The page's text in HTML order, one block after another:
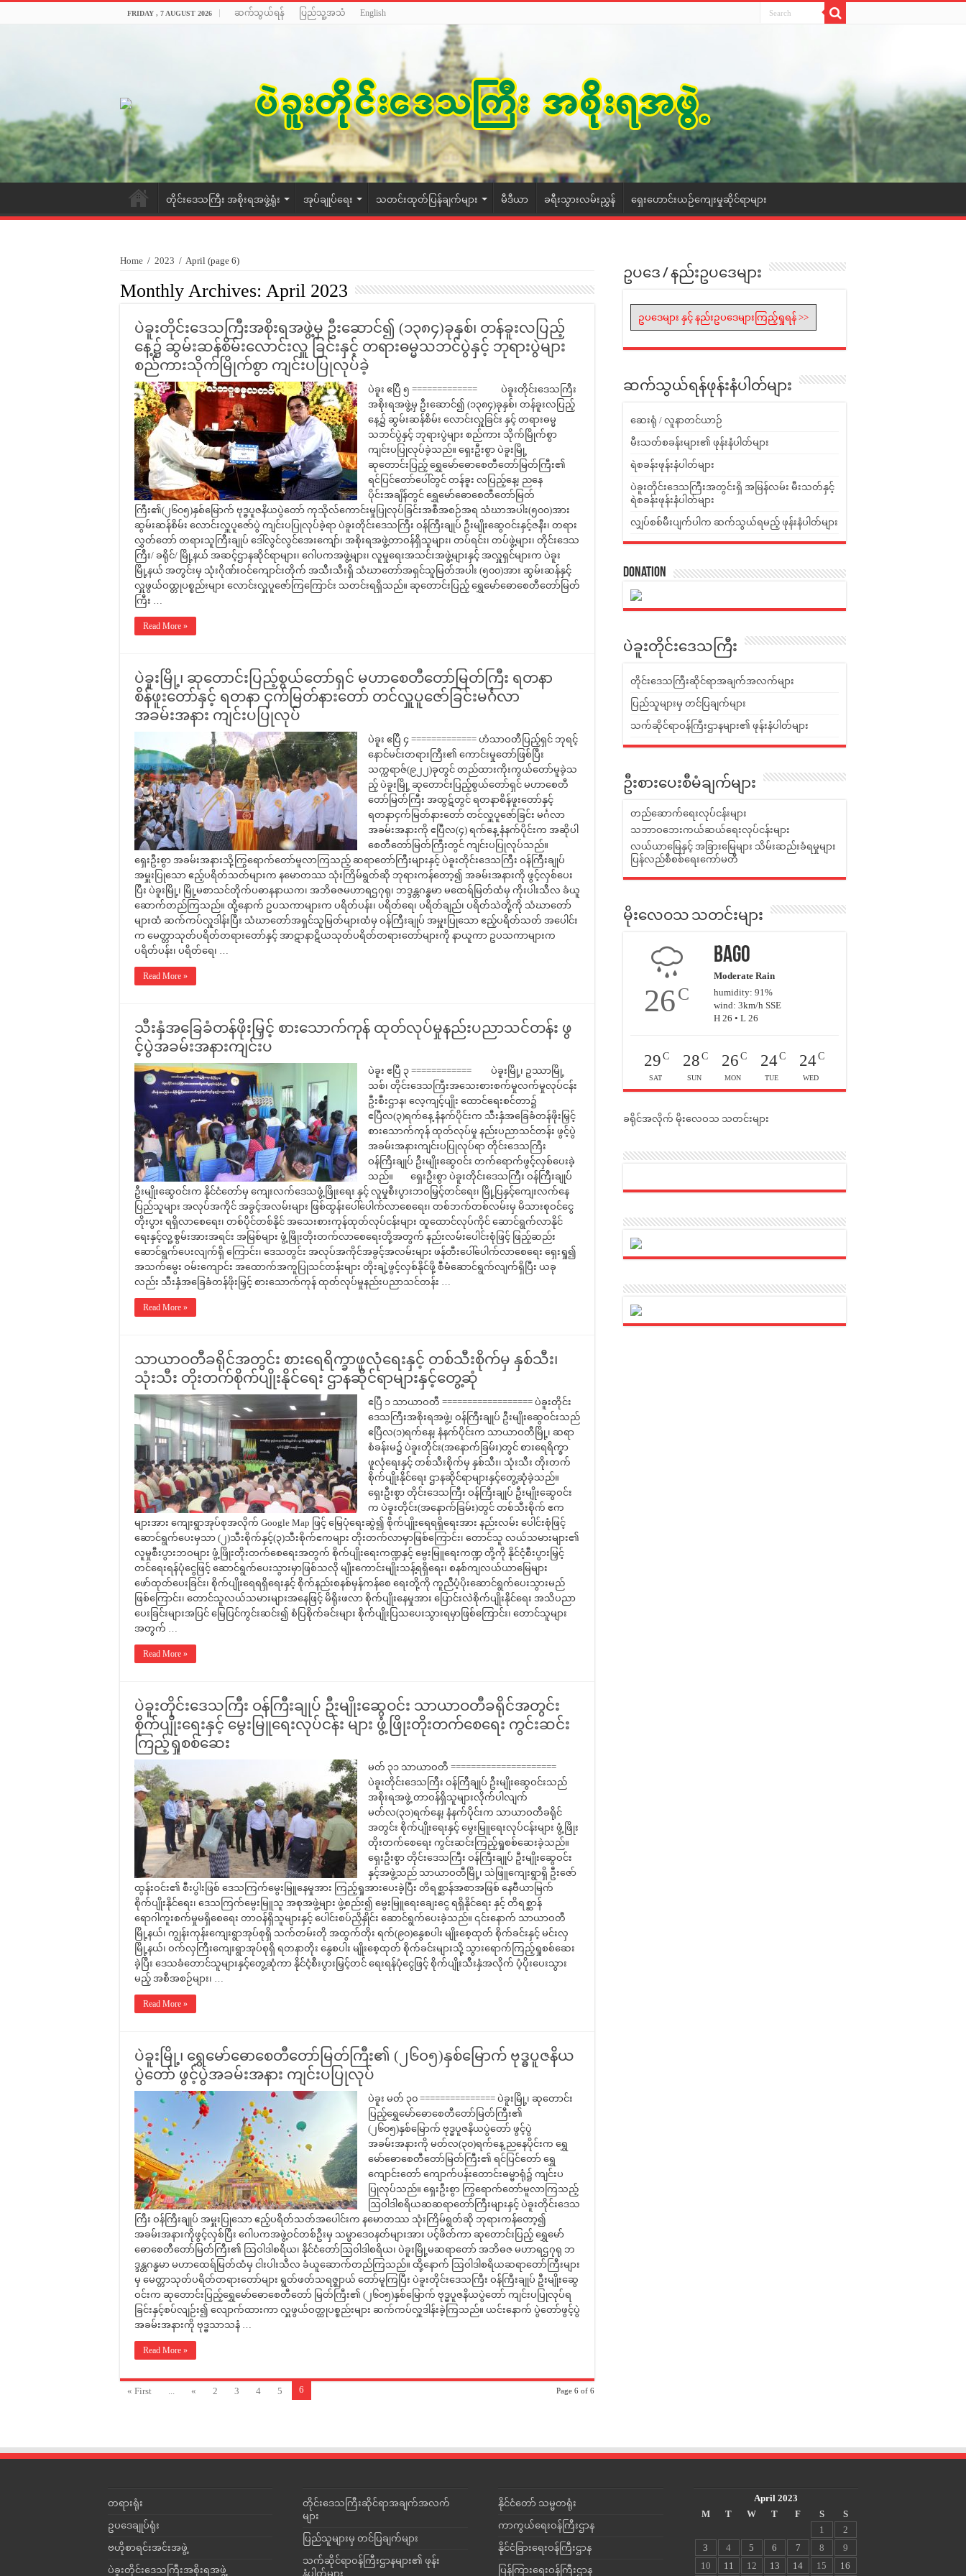
FRIDAY , 7 AUGUST 2026 ဆက်သွယ်ရန် ပြည်သူ့အသံ English
တိုင်းဒေသကြီး အစိုးရအဖွဲ့ရုံး အုပ်ချုပ်ရေး သတင်းထုတ်ပြန်ချက်များ မီဒီယာ ခရီးသွားလမ်းညွှန် ရှေးဟောင်းယဉ်ကျေးမှုဆိုင်ရာများ
Home / 2023 / April (page 6)
Monthly Archives: April 2023
ပဲခူးတိုင်းဒေသကြီးအစိုးရအဖွဲ့မှ ဦးဆောင်၍ (၁၃၈၄)ခုနှစ်၊ တန်ခူးလပြည့်
နေ့၌ ဆွမ်းဆန်စိမ်းလောင်းလှူ ခြင်းနှင့် တရားဓမ္မသဘင်ပွဲနှင့် ဘုရားပွဲများ
စည်ကားသိုက်မြိုက်စွာ ကျင်းပပြုလုပ်ခဲ့
ပဲခူး ဧပြီ ၅ ============= ပဲခူးတိုင်းဒေသကြီး
အစိုးရအဖွဲ့မှ ဦးဆောင်၍ (၁၃၈၄)ခုနှစ်၊ တန်ခူးလပြည့်
နေ့၌ ဆွမ်းဆန်စိမ်း လောင်းလှူခြင်း နှင့် တရားဓမ္မ
သဘင်ပွဲနှင့် ဘုရားပွဲများ စည်ကား သိုက်မြိုက်စွာ
ကျင်းပပြုလုပ်ခဲ့သည်။ ရှေးဦးစွာ ပဲခူးမြို့
ဆုတောင်းပြည့် ရွှေမော်ဓောစေတီတော်မြတ်ကြီး၏
ရင်ပြင်တော်ပေါ်တွင် တန်ခူး လပြည့်နေ့၊ ညနေ
ပိုင်း‌အချိန်တွင် ရွှေမော်ဓောစေတီတော်မြတ်
ကြီး၏(၂၆၀၅)နှစ်မြောက် ဗုဒ္ဓပူဇနိယပွဲတော် ကုသိုလ်ကောင်းမှုပြုလုပ်ခြင်းအစီအစဉ်အရ သံဃာအပါး(၅၀၀)အား
ဆွမ်းဆန်စိမ်း လောင်းလှူပူဇော်ပွဲ ကျင်းပပြုလုပ်ခဲ့ရာ ပဲခူးတိုင်းဒေသကြီး ဝန်ကြီးချုပ် ဦးမျိုးဆွေဝင်းနှင့်ဇနီး၊ တရား
လွှတ်တော် တရားသူကြီးချုပ် ဒေါ်လွင်လွင်အေးကျော်၊ အစိုးရအဖွဲ့တာဝန်ရှိသူများ၊ တပ်ရင်း၊ တပ်ဖွဲ့များ၊ တိုင်းဒေသ
ကြီး/ ခရိုင်/ မြို့နယ် အဆင့်ဌာနဆိုင်ရာများ၊ ဂေါပကအဖွဲ့များ၊ လူမှုရေးအသင်းအဖွဲ့များနှင့် အလှူရှင်များက ပဲခူး
မြို့နယ် အတွင်းမှ သုံးဂိုဏ်းဝင်ကျောင်းတိုက် အသီးသီးရှိ သံဃာတော်အရှင်သူမြတ်အပါး (၅၀၀)အား ဆွမ်းဆန်နှင့်
လှူဖွယ်ဝထ္တုပစ္စည်းများ လောင်းလှူပူဇော်ကြကြောင်း သတင်းရရှိသည်။ ဆုတောင်းပြည့် ရွှေမော်ဓောစေတီတော်မြတ်
ကြီး …
Read More »
ပဲခူးမြို့၊ ဆုတောင်းပြည့်စွယ်တော်ရှင် မဟာစေတီတော်မြတ်ကြီး ရတနာ
စိန်ဖူးတော်နှင့် ရတနာ ငှက်မြတ်နားတော် တင်လှူပူဇော်ခြင်းမင်္ဂလာ
အခမ်းအနား ကျင်းပပြုလုပ်
ပဲခူး ဧပြီ ၄ ============= ဟံသာဝတီပြည့်ရှင် ဘုရင့်
နောင်မင်းတရားကြီး၏ ကောင်းမှုတော်ဖြစ်ပြီး
သက္ကရာဇ်(၉၂၂)ခုတွင် တည်ထားကိုးကွယ်တော်မူခဲ့သ
ည့် ပဲခူးမြို့ ဆုတောင်းပြည့်စွယ်တော်ရှင် မဟာစေတီ
တော်မြတ်ကြီး အထွဋ်တွင် ရတနာစိန်ဖူးတော်နှင့်
ရတနာငှက်မြတ်နားတော် တင်လှူပူဇော်ခြင်း မင်္ဂလာ
အခမ်းအနားကို ဧပြီလ(၄) ရက်နေ့ နံနက်ပိုင်းက အဆိုပါ
စေတီတော်မြတ်ကြီးတွင် ကျင်းပပြုလုပ်သည်။
ရှေးဦးစွာ အခမ်းအနားသို့ကြွရောက်တော်မူလာကြသည့် ဆရာတော်ကြီးများနှင့် ပဲခူးတိုင်းဒေသကြီး ဝန်ကြီးချုပ်
အမှူးပြုသော ဧည့်ပရိတ်သတ်များက နမောတဿ သုံးကြိမ်ရွတ်ဆို ဘုရားကန်တော့၍ အခမ်းအနားကို ဖွင့်လှစ်ပေး
ပြီး ပဲခူးမြို့၊ မြို့မစာသင်တိုက်ပဓာနနာယက၊ အဘိဓဇမဟာရဌဂုရု၊ ဘဒ္ဒန္တဂန္ဓမာ မထေရ်မြတ်ထံမှ ကိုးပါးသီလ ခံယူ
ဆောက်တည်ကြသည်။ ထို့နောက် ဥပသကာများက ပရိတ်ပန်း၊ ပရိတ်ရေ၊ ပရိတ်ချည်၊ ပရိတ်သဲတို့ကို သံဃာတော်
များထံ ဆက်ကပ်လှူဒါန်းပြီး သံဃာတော်အရှင်သူမြတ်များထံမှ ဝန်ကြီးချုပ် အမှူးပြုသော ဧည့်ပရိတ်သတ် အပေါင်း
က မေတ္တာသုတ်ပရိတ်တရားတော်နှင့် အာဋာနာဋိယသုတ်ပရိတ်တရားတော်များကို နာယူကာ ဥပသကာများက
ပရိတ်ပန်း၊ ပရိတ်ရေ၊ …
Read More »
သီးနှံအခြေခံတန်ဖိုးမြှင့် စားသောက်ကုန် ထုတ်လုပ်မှုနည်းပညာသင်တန်း ဖွ
င့်ပွဲအခမ်းအနားကျင်းပ
ပဲခူး ဧပြီ ၃ ============ ပဲခူးမြို့၊ ဥဿာမြို့
သစ်၊ တိုင်းဒေသကြီးအသေးစားစက်မှုလက်မှုလုပ်ငန်း
ဦးစီးဌာန၊ လေ့ကျင့်ပျိုး ထောင်ရေးစင်တာ၌
ဧပြီလ(၃)ရက်နေ့ နံနက်ပိုင်းက သီးနှံအခြေခံတန်ဖိုးမြှင့်
စားသောက်ကုန် ထုတ်လုပ်မှု နည်းပညာသင်တန်း ဖွင့်ပွဲ
အခမ်းအနားကျင်းပပြုလုပ်ရာ တိုင်းဒေသကြီး
ဝန်ကြီးချုပ် ဦးမျိုးဆွေဝင်း တက်ရောက်ဖွင့်လှစ်ပေးခဲ့
သည်။ ရှေးဦးစွာ ပဲခူးတိုင်းဒေသကြီး ဝန်ကြီးချုပ်
ဦးမျိုးဆွေဝင်းက နိုင်ငံတော်မှ ကျေးလက်ဒေသဖွံ့ဖြိုးရေး နှင့် လူမှုစီးပွားဘဝမြှင့်တင်ရေး၊ မြို့ပြနှင့်ကျေးလက်နေ
ပြည်သူများ အလုပ်အကိုင် အခွင့်အလမ်းများ ဖြစ်ထွန်းပေါ်ပေါက်လာစေရေး၊ တစ်ဘက်တစ်လမ်းမှ မိသားစုဝင်ငွေ
တိုးပွား ရရှိလာစေရေး၊ တစ်ပိုင်တစ်နိုင် အသေးစားကုန်ထုတ်လုပ်ငန်းများ ထူထောင်လုပ်ကိုင် ဆောင်ရွက်လာနိုင်
ရေးနှင့်လူ့စွမ်းအားအရင်း အမြစ်များ ဖွံ့ဖြိုးတိုးတက်လာစေရေးတို့အတွက် နည်းလမ်းပေါင်းစုံဖြင့် ဖြည့်ဆည်း
ဆောင်ရွက်ပေးလျက်ရှိ ကြောင်း၊ ဒေသတွင်း အလုပ်အကိုင်အခွင့်အလမ်းများ ဖန်တီးပေါ်ပေါက်လာစေရေး ရှေးရှု၍
အသက်မွေး ဝမ်းကျောင်း အထောက်အကူပြုသင်တန်းများ တိုးချဲ့ဖွင့်လှစ်နိုင်ဖို့ စီမံဆောင်ရွက်လျက်ရှိပြီး ယခု
လည်း သီးနှံအခြေခံတန်ဖိုးမြှင့် စားသောက်ကုန် ထုတ်လုပ်မှုနည်းပညာသင်တန်း …
Read More »
သာယာဝတီခရိုင်အတွင်း စားရေရိက္ခာဖူလုံရေးနှင့် တစ်သီးစိုက်မှ နှစ်သီး၊
သုံးသီး တိုးတက်စိုက်ပျိုးနိုင်ရေး ဌာနဆိုင်ရာများနှင့်တွေ့ဆုံ
ဧပြီ ၁ သာယာဝတီ ================== ပဲခူးတိုင်း
ဒေသကြီးအစိုးရအဖွဲ့၊ ဝန်ကြီးချုပ် ဦးမျိုးဆွေဝင်းသည်
ဧပြီလ(၁)ရက်နေ့၊ နံနက်ပိုင်းက သာယာဝတီမြို့၊ ဆရာ
စံခန်းမ၌ ပဲခူးတိုင်း(အနောက်ခြမ်း)တွင် စားရေရိက္ခာ
ဖူလုံရေးနှင့် တစ်သီးစိုက်မှ နှစ်သီး၊ သုံးသီး တိုးတက်
စိုက်ပျိုးနိုင်ရေး ဌာနဆိုင်ရာများနှင့်တွေ့ဆုံခဲ့သည်။
ရှေးဦးစွာ တိုင်းဒေသကြီး ဝန်ကြီးချုပ် ဦးမျိုးဆွေဝင်း
က ပဲခူးတိုင်း(အနောက်ခြမ်း)တွင် တစ်သီးစိုက် ဧက
များအား ကျေးရွာအုပ်စုအလိုက် Google Map ဖြင့် မြေပုံရေးဆွဲ၍ စိုက်ပျိုးရေရရှိရေးအား နည်းလမ်း ပေါင်းစုံဖြင့်
ဆောင်ရွက်ပေးမှသာ (၂)သီးစိုက်နှင့်(၃)သီးစိုက်ဧကများ တိုးတက်လာမှာဖြစ်ကြောင်း၊ တောင်သူ လယ်သမားများ၏
လူမှုစီးပွားဘဝများ ဖွံ့ဖြိုးတိုးတက်စေရေးအတွက် စိုက်ပျိုးရေးကဏ္ဍနှင့် မွေးမြူရေးကဏ္ဍ တို့ကို နိုင်ငံ့စီးပွားမြှင့်
တင်ရေးရန်ပုံငွေဖြင့် ဆောင်ရွက်ပေးသွားမှာဖြစ်သလို မျိုးကောင်းမျိုးသန့်ရရှိရေး၊ စနစ်ကျလယ်ယာမြေများ
ဖော်ထုတ်ပေးခြင်း၊ စိုက်ပျိုးရေရရှိရေးနှင့် စိုက်နည်းစနစ်မှန်ကန်စေ ရေးတို့ကို ကူညီပံ့ပိုးဆောင်ရွက်ပေးသွားမည်
ဖြစ်ကြောင်း၊ တောင်သူလယ်သမားများအနေဖြင့် မိရိုးဖလာ စိုက်ပျိုးနေမှုအား ပြောင်းလဲစိုက်ပျိုးနိုင်ရေး အသိပညာ
ပေးခြင်းများအပြင် မြေပြင်ကွင်းဆင်း၍ စံပြစိုက်ခင်းများ စိုက်ပျိုးပြသပေးသွားရမှာဖြစ်ကြောင်း၊ တောင်သူများ
အတွက် …
Read More »
ပဲခူးတိုင်းဒေသကြီး ဝန်ကြီးချုပ် ဦးမျိုးဆွေဝင်း သာယာဝတီခရိုင်အတွင်း
စိုက်ပျိုးရေးနှင့် မွေးမြူရေးလုပ်ငန်း များ ဖွံ့ဖြိုးတိုးတက်စေရေး ကွင်းဆင်း
ကြည့်ရှုစစ်ဆေး
မတ် ၃၁ သာယာဝတီ =====================
ပဲခူးတိုင်းဒေသကြီး ဝန်ကြီချုပ် ဦးမျိုးဆွေဝင်းသည်
အစိုးရအဖွဲ့ တာဝန်ရှိသူများလိုက်ပါလျက်
မတ်လ(၃၁)ရက်နေ့၊ နံနက်ပိုင်းက သာယာဝတီခရိုင်
အတွင်း စိုက်ပျိုးရေးနှင့် မွေးမြူရေးလုပ်ငန်းများ ဖွံ့ဖြိုး
တိုးတက်စေရေး ကွင်းဆင်းကြည့်ရှုစစ်ဆေးခဲ့သည်။
ရှေးဦးစွာ တိုင်းဒေသကြီး ဝန်ကြီးချုပ် ဦးမျိုးဆွေဝင်း
နှင့်အဖွဲ့သည် သာယာဝတီမြို့၊ သဲဖြူကျေးရွာရှိ ဦးဇော်
ထွန်းဝင်း၏ စီးပွါးဖြစ် ဒေသကြက်မွေးမြူနေမှုအား ကြည့်ရှုအားပေးခဲ့ပြီး တိရစ္ဆာန်အစာအဖြစ် နေဗီယာမြက်
စိုက်ပျိုးနိုင်ရေး၊ ဒေသကြက်မွေးမြူသူ အစုအဖွဲ့များ ဖွဲ့စည်း၍ မွေးမြူရေးချေးငွေ ရရှိနိုင်ရေး နှင့် တိရစ္ဆာန်
ရောဂါကူးစက်မှုမရှိစေရေး တာဝန်ရှိသူများနှင့် ပေါင်းစပ်ညှိနှိုင်း ဆောင်ရွက်ပေးခဲ့သည်။ ၎င်းနောက် သာယာဝတီ
မြို့နယ်၊ ကျွန်းကုန်းကျေးရွာအုပ်စုရှိ သက်တမ်းတို အထွက်တိုး ရက်(၉၀)နွေစပါး မျိုးစေ့ထုတ် စိုက်ခင်းနှင့် မင်းလှ
မြို့နယ်၊ ဝက်လှကြီးကျေးရွာအုပ်စုရှိ ရတနာတိုး နွေစပါး မျိုးစေ့ထုတ် စိုက်ခင်းများသို့ သွားရောက်ကြည့်ရှုစစ်ဆေး
ခဲ့ပြီး ဒေသခံတောင်သူများနှင့်တွေ့ဆုံကာ နိုင်ငံ့စီးပွားမြှင့်တင် ရေးရန်ပုံငွေဖြင့် စိုက်ပျိုးသီးနှံအလိုက် ပံ့ပိုးပေးသွား
မည့် အစီအစဉ်များ၊ …
Read More »
ပဲခူးမြို့၊ ရွှေမော်ဓောစေတီတော်မြတ်ကြီး၏ (၂၆၀၅)နှစ်မြောက် ဗုဒ္ဓပူဇနိယ
ပွဲတော် ဖွင့်ပွဲအခမ်းအနား ကျင်းပပြုလုပ်
ပဲခူး မတ် ၃၀ =============== ပဲခူးမြို့၊ ဆုတောင်း
ပြည့်ရွှေမော်ဓောစေတီတော်မြတ်ကြီး၏
(၂၆၀၅)နှစ်မြောက် ဗုဒ္ဓပူဇနိယပွဲတော် ဖွင့်ပွဲ
အခမ်းအနားကို မတ်လ(၃၀)ရက်နေ့ ညနေပိုင်းက ရွှေ
မော်ဓောစေတီတော်မြတ်ကြီး၏ ရင်ပြင်တော် ရွှေ
ကျောင်း‌တော် ကျောက်ပန်းတောင်းဓမ္မာရုံ၌ ကျင်းပ
ပြုလုပ်သည်။ ရှေးဦးစွာ ကြွရောက်တော်မူလာကြသည့်
ဩဝါဒါစရိယဆဆရာတော်ကြီးများနှင့် ပဲခူးတိုင်းဒေသ
ကြီး ဝန်ကြီးချုပ် အမှူးပြုသော ဧည့်ပရိတ်သတ်အပေါင်းက နမောတဿ သုံးကြိမ်ရွတ်ဆို ဘုရားကန်တော့၍
အခမ်းအနားကိုဖွင့်လှစ်ပြီး ဂေါပကအဖွဲ့ဝင်တစ်ဦးမှ သမ္မာဒေဝနတ်များအား ပင့်ဖိတ်ကာ ဆုတောင်းပြည့် ရွှေမော်
ဓောစေတီတော်မြတ်ကြီး၏ သြဝါဒါစရိယ၊ နိုင်ငံတော်ဩဝါဒါစရိယ၊ ပဲခူးမြို့မဆရာတော် အဘိဓဇ မဟာရဌဂုရု ဘ
ဒ္ဒန္တဂန္ဓမာ မဟာထေရ်မြတ်ထံမှ ငါးပါးသီလ ခံယူဆောက်တည်ကြသည်။ ထို့နောက် ဩဝါဒါစရိယဆရာတော်ကြီးများ
မှ မေတ္တာသုတ်ပရိတ်တရားတော်များ ရွတ်ဖတ်သရဇ္ဈာယ် တော်မူကြပြီး ပဲခူးတိုင်းဒေသကြီး ဝန်ကြီးချုပ် ဦးမျိုးဆွေ
ဝင်းက ဆုတောင်းပြည့်ရွှေမော်ဓောစေတီတော် မြတ်ကြီး၏ (၂၆၀၅)နှစ်မြောက် ဗုဒ္ဓပူဇနိယပွဲတော် ကျင်းပပြုလုပ်ရ
ခြင်းနှင့်စပ်လျဉ်း၍ လျောက်ထားကာ လှူဖွယ်ဝတ္ထုပစ္စည်းများ ဆက်ကပ်လှူဒါန်းခဲ့ကြသည်။ ယင်းနောက် ပွဲတော်ဖွင့်ပွဲ
အခမ်းအနားကို ဗုဒ္ဓသာသနံ …
Read More »
Page 6 of 6
« First ... « 2 3 4 5 6
ဥပဒေ / နည်းဥပဒေများ
ဥပဒေများ နှင့် နည်းဥပဒေများကြည့်ရှုရန် >>
ဆက်သွယ်ရန်ဖုန်းနံပါတ်များ
ဆေးရုံ / လူနာတင်ယာဉ်
မီးသတ်စခန်းများ၏ ဖုန်းနံပါတ်များ
ရဲစခန်းဖုန်းနံပါတ်များ
ပဲခူးတိုင်းဒေသကြီးအတွင်းရှိ အမြန်လမ်း မီးသတ်နှင့်
ရဲစခန်းဖုန်းနံပါတ်များ
လျှပ်စစ်မီးပျက်ပါက ဆက်သွယ်ရမည့် ဖုန်းနံပါတ်များ
Donation
ပဲခူးတိုင်းဒေသကြီး
တိုင်းဒေသကြီးဆိုင်ရာအချက်အလက်များ
ပြည်သူများမှ တင်ပြချက်များ
သက်ဆိုင်ရာဝန်ကြီးဌာနများ၏ ဖုန်းနံပါတ်များ
ဦးစားပေးစီမံချက်များ
တည်ဆောက်ရေးလုပ်ငန်းများ
သဘာဝဘေးကယ်ဆယ်ရေးလုပ်ငန်းများ
လယ်ယာမြေနှင့် အခြားမြေများ သိမ်းဆည်းခံရမှုများ
ပြန်လည်စီစစ်ရေးကော်မတီ
မိုးလေဝသ သတင်းများ
26C
Bago
Moderate Rain
humidity: 91%
wind: 3km/h SSE
H 26 • L 26
29 C
SAT
28 C
SUN
26 C
MON
24C
TUE
24C
WED
ခရိုင်အလိုက် မိုးလေဝသ သတင်းများ
တရားရုံး
ဥပဒေချုပ်ရုံး
ဗဟိုစာရင်းအင်းအဖွဲ့
ပဲခူးတိုင်းဒေသကြီးအစိုးရအဖွဲ့
တိုင်းဒေသကြီးဆိုင်ရာအချက်အလက်
များ
ပြည်သူများမှ တင်ပြချက်များ
သက်ဆိုင်ရာဝန်ကြီးဌာနများ၏ ဖုန်း
နံပါတ်များ
နိုင်ငံတော် သမ္မတရုံး
ကာကွယ်ရေးဝန်ကြီးဌာန
နိုင်ငံခြားရေးဝန်ကြီးဌာန
ပြန်ကြားရေးဝန်ကြီးဌာန
April 2023
M
T W T F S
S
1
2
3
4 5 6 7 8
9
10
11 12 13 14 15 16